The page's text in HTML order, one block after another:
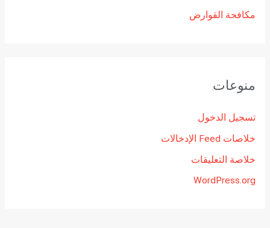
مكافحة القوارض
منوعات
تسجيل الدخول
خلاصات Feed الإدخالات
خلاصة التعليقات
WordPress.org